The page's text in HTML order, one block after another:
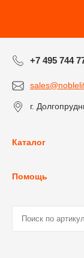
+7 495 744
г.
Каталог
Помощь